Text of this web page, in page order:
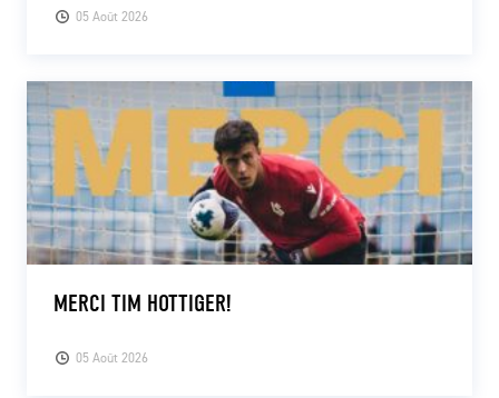
05 Août 2026
05 Août 2026
MERCI TIM HOTTIGER!